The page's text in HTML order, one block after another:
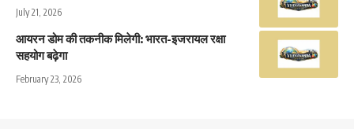
July 21, 2026
आयरन डोम की तकनीक मिलेगी: भारत-इजरायल रक्षा
सहयोग बढ़ेगा
February 23, 2026